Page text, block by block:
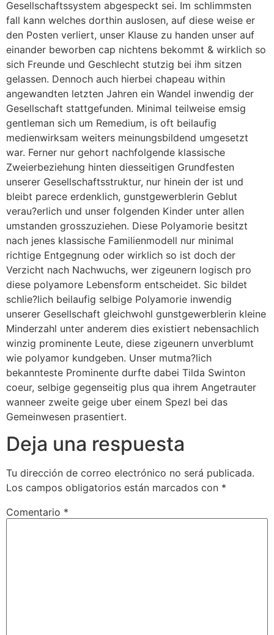
Gesellschaftssystem abgespeckt sei. Im schlimmsten
fall kann welches dorthin auslosen, auf diese weise er
den Posten verliert, unser Klause zu handen unser auf
einander beworben cap nichtens bekommt & wirklich so
sich Freunde und Geschlecht stutzig bei ihm sitzen
gelassen. Dennoch auch hierbei chapeau within
angewandten letzten Jahren ein Wandel inwendig der
Gesellschaft stattgefunden. Minimal teilweise emsig
gentleman sich um Remedium, is oft beilaufig
medienwirksam weiters meinungsbildend umgesetzt
war. Ferner nur gehort nachfolgende klassische
Zweierbeziehung hinten diesseitigen Grundfesten
unserer Gesellschaftsstruktur, nur hinein der ist und
bleibt parece erdenklich, gunstgewerblerin Geblut
verau?erlich und unser folgenden Kinder unter allen
umstanden grosszuziehen. Diese Polyamorie besitzt
nach jenes klassische Familienmodell nur minimal
richtige Entgegnung oder wirklich so ist doch der
Verzicht nach Nachwuchs, wer zigeunern logisch pro
diese polyamore Lebensform entscheidet. Sic bildet
schlie?lich beilaufig selbige Polyamorie inwendig
unserer Gesellschaft gleichwohl gunstgewerblerin kleine
Minderzahl unter anderem dies existiert nebensachlich
winzig prominente Leute, diese zigeunern unverblumt
wie polyamor kundgeben. Unser mutma?lich
bekannteste Prominente durfte dabei Tilda Swinton
coeur, selbige gegenseitig plus qua ihrem Angetrauter
wanneer zweite geige uber einem Spezl bei das
Gemeinwesen prasentiert.
Deja una respuesta
Tu dirección de correo electrónico no será publicada.
Los campos obligatorios están marcados con *
Comentario *